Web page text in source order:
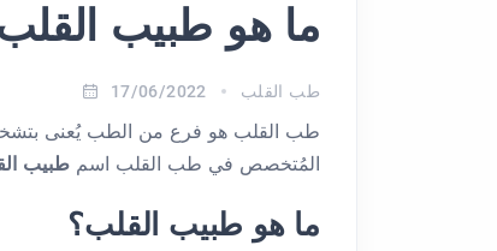
ما هو طبيب
طب القلب 17/06/2022
طب القلب هو فرع من الطب يُعنى
المُتخصص في طب القلب اسم طبيب
ما هو طبيب القلب؟